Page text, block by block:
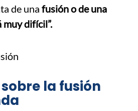
de una fusión o de una
muy difícil”.
la fusión